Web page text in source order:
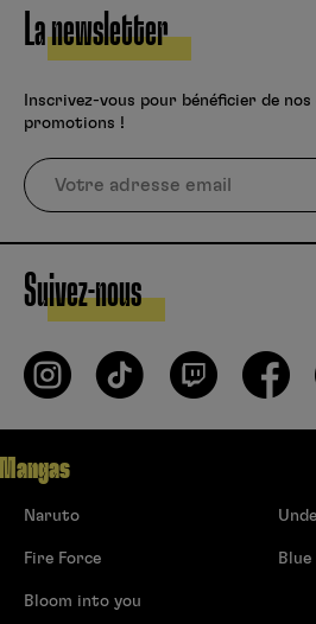
La newsletter
Inscrivez-vous pour bénéficier de
promotions !
Suivez-nous
Mangas
Naruto
Fire Force
Bloom into you